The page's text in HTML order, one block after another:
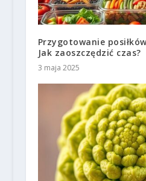
Przygotowanie
Jak zaoszczędzić czas?
3 maja 2025